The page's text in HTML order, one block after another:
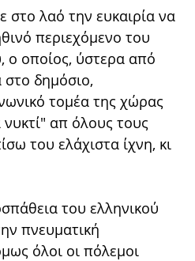
λαό την ευκαιρία να
περιεχόμενο του
ο οποίος, ύστερα από
στο δημόσιο,
τομέα της χώρας
απ όλους τους
του ελάχιστα ίχνη, κι
του ελληνικού
πνευματική
όλοι οι πόλεμοι